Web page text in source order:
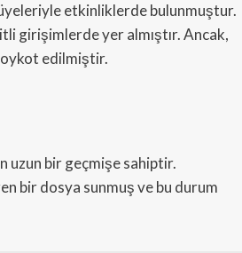
etkinliklerde bulunmuştur.
girişimlerde yer almıştır. Ancak,
edilmiştir.
uzun bir geçmişe sahiptir.
bir dosya sunmuş ve bu durum